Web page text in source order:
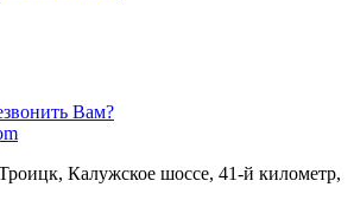
Вам?
Калужское шоссе, 41-й километр,